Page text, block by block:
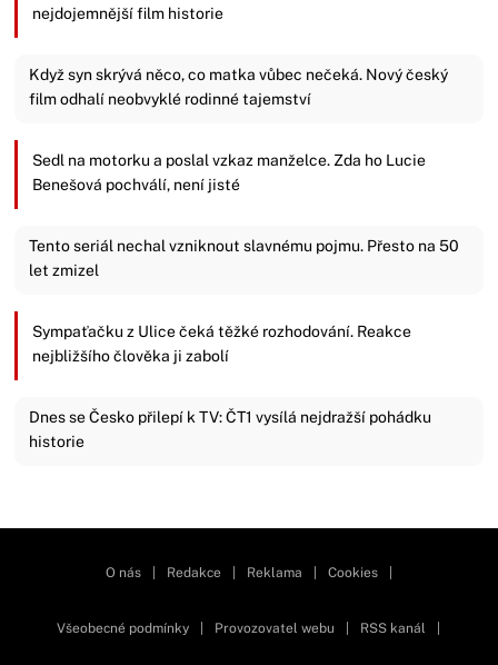
nejdojemnější film historie
Když syn skrývá něco, co matka vůbec nečeká. Nový český
film odhalí neobvyklé rodinné tajemství
Sedl na motorku a poslal vzkaz manželce. Zda ho Lucie
Benešová pochválí, není jisté
Tento seriál nechal vzniknout slavnému pojmu. Přesto na 50
let zmizel
Sympaťačku z Ulice čeká těžké rozhodování. Reakce
nejbližšího člověka ji zabolí
Dnes se Česko přilepí k TV: ČT1 vysílá nejdražší pohádku
historie
O nás Redakce Reklama Cookies
Všeobecné podmínky Provozovatel webu RSS kanál